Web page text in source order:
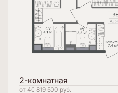
2-комнатная
от40 819 500руб.